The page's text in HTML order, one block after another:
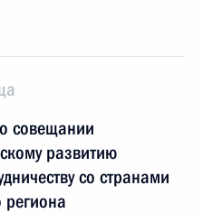
совещании
развитию
со странами
региона